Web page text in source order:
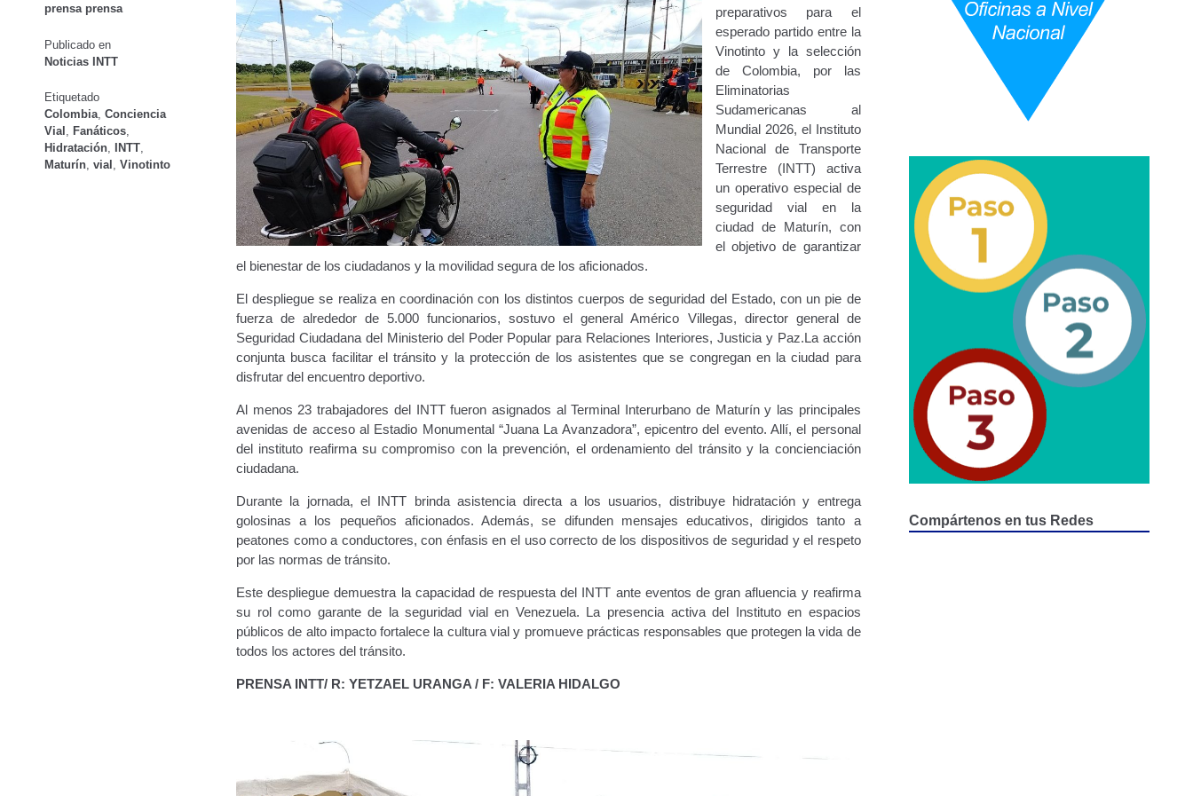
Otorgamiento de autorización para publicidad en vehículos.
Otorgamiento de la Certificación de Prestación de Servicio (CPS) de Transporte Público de Personas (RUTAS SUB URBANAS-INTERURBANAS) – Frecuentes
Pago Electrónico de Trámites en Línea Paso a Paso Planilla Única de Trámite Registro Original de Licencia de Conducir Tercer Grado (3°).
Registro Original de Licencia para Conducir Cuarto Grado (4°). Registro Original de Licencia para Conducir Quinto Grado (5°).
Registro Original de Licencia para Conducir Segundo Grado (2°) – (Mayores de 16 años). Registro Original de Licencia para Conducir Segundo Grado (2°) – (Mayores de 18 años).
Registro Original de Licencia para Conducir Tercer Grado (3°) – (Mayores de 16 y menores de 18 años).
Tarifa por Concepto de Guarda y Custodia de Vehículos en Estacionamiento Trabajos en la Vía Pública Transporte de Carga Transporte Internacional Transporte Público
Traspasos y otros modos de Transferir la Propiedad del Vehículo – Servicio Frecuente Vehículo Vehículos Recuperados Depositados en Estacionamiento de Guarda y Custodia
prensa prensa
Publicado en
Noticias INTT
Etiquetado
Colombia, Conciencia
Vial
Fanáticos,
Hidratación, INTT,
Maturín, vial Vinotinto
preparativos para el
esperado partido entre la
Vinotinto y la selección
de Colombia, por las
Eliminatorias
Sudamericanas al
Mundial 2026, el Instituto
Nacional de Transporte
Terrestre (INTT) activa
un operativo especial de
seguridad vial en la
ciudad de Maturín, con
el objetivo de garantizar
el bienestar de los ciudadanos y la movilidad segura de los aficionados.
El despliegue se realiza en coordinación con los distintos cuerpos de seguridad del Estado, con un pie de
fuerza de alrededor de 5.000 funcionarios, sostuvo el general Américo Villegas, director general de
Seguridad Ciudadana del Ministerio del Poder Popular para Relaciones Interiores, Justicia y Paz.La acción
conjunta busca facilitar el tránsito y la protección de los asistentes que se congregan en la ciudad para
disfrutar del encuentro deportivo.
Al menos 23 trabajadores del INTT fueron asignados al Terminal Interurbano de Maturín y las principales
avenidas de acceso al Estadio Monumental “Juana La Avanzadora”, epicentro del evento. Allí, el personal
del instituto reafirma su compromiso con la prevención, el ordenamiento del tránsito y la concienciación
ciudadana.
Durante la jornada, el INTT brinda asistencia directa a los usuarios, distribuye hidratación y entrega
golosinas a los pequeños aficionados. Además, se difunden mensajes educativos, dirigidos tanto a
peatones como a conductores, con énfasis en el uso correcto de los dispositivos de seguridad y el respeto
por las normas de tránsito.
Este despliegue demuestra la capacidad de respuesta del INTT ante eventos de gran afluencia y reafirma
su rol como garante de la seguridad vial en Venezuela. La presencia activa del Instituto en espacios
públicos de alto impacto fortalece la cultura vial y promueve prácticas responsables que protegen la vida de
todos los actores del tránsito.
PRENSA INTT/ R: YETZAEL URANGA / F: VALERIA HIDALGO
Compártenos en tus Redes